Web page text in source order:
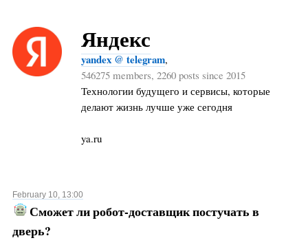
Яндекс
yandex @ telegram,
546275 members, 2260 posts since 2015
Технологии будущего и сервисы, которые
делают жизнь лучше уже сегодня
ya.ru
February 10, 13:00
Сможет ли робот-доставщик постучать в
дверь?